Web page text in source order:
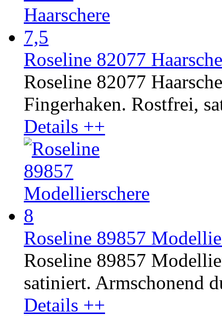
Roseline 82077
Roseline 82077
Fingerhaken. Rostfrei,
Details ++
Roseline 89857
Roseline 89857
satiniert. Armschonend
Details ++